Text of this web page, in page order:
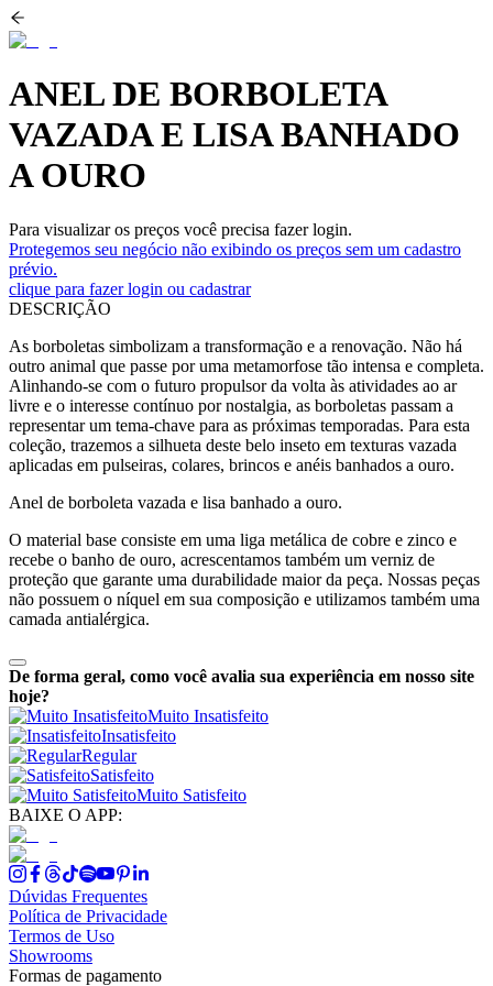
ANEL DE BORBOLETA
VAZADA E LISA BANHADO
A OURO
Para visualizar os preços você precisa fazer login.
Protegemos seu negócio não exibindo os preços sem um cadastro
prévio.
clique para fazer login ou cadastrar
DESCRIÇÃO
As borboletas simbolizam a transformação e a renovação. Não há
outro animal que passe por uma metamorfose tão intensa e completa.
Alinhando-se com o futuro propulsor da volta às atividades ao ar
livre e o interesse contínuo por nostalgia, as borboletas passam a
representar um tema-chave para as próximas temporadas. Para esta
coleção, trazemos a silhueta deste belo inseto em texturas vazada
aplicadas em pulseiras, colares, brincos e anéis banhados a ouro.
Anel de borboleta vazada e lisa banhado a ouro.
O material base consiste em uma liga metálica de cobre e zinco e
recebe o banho de ouro, acrescentamos também um verniz de
proteção que garante uma durabilidade maior da peça. Nossas peças
não possuem o níquel em sua composição e utilizamos também uma
camada antialérgica.
De forma geral, como você avalia sua experiência em nosso site
hoje?
Muito Insatisfeito
Insatisfeito
Regular
Satisfeito
Muito Satisfeito
BAIXE O APP:
Dúvidas Frequentes
Política de Privacidade
Termos de Uso
Showrooms
Formas de pagamento